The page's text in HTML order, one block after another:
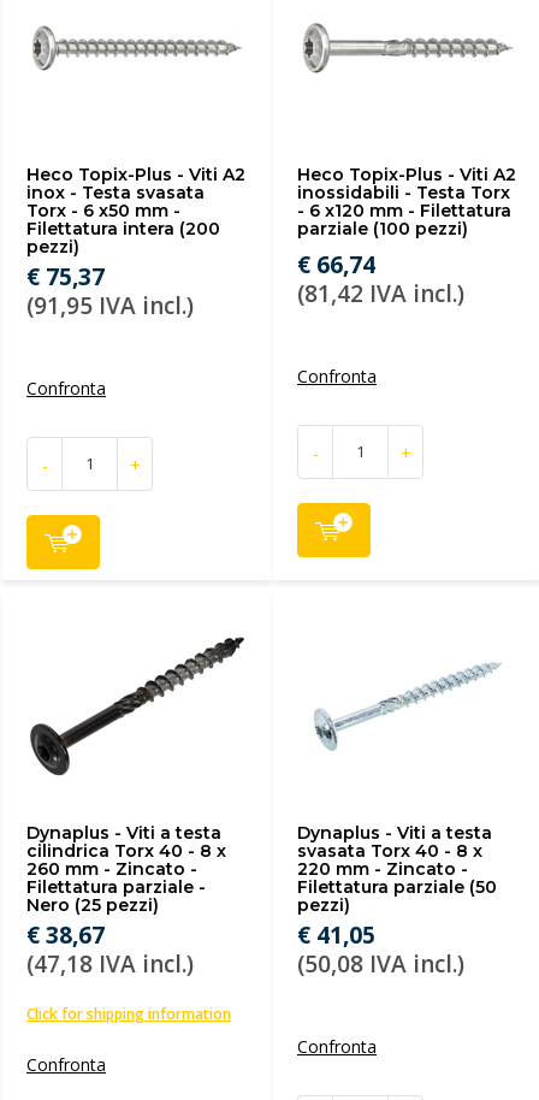
Heco Topix-Plus - Viti A2
inox - Testa svasata
Torx - 6 x50 mm -
Filettatura intera (200
pezzi)
€ 75,37
(91,95 IVA incl.)
Confronta
- +
Heco Topix-Plus - Viti A2
inossidabili - Testa Torx
- 6 x120 mm - Filettatura
parziale (100 pezzi)
€ 66,74
(81,42 IVA incl.)
Confronta
- +
Dynaplus - Viti a testa
cilindrica Torx 40 - 8 x
260 mm - Zincato -
Filettatura parziale -
Nero (25 pezzi)
€ 38,67
(47,18 IVA incl.)
Click for shipping information
Confronta
Dynaplus - Viti a testa
svasata Torx 40 - 8 x
220 mm - Zincato -
Filettatura parziale (50
pezzi)
€ 41,05
(50,08 IVA incl.)
Confronta